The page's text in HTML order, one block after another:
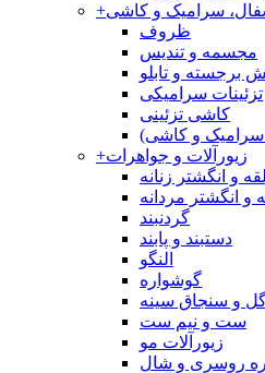
+سرامیک و کاشی
ظروف
مجسمه و تندیس
برجسته و تابلو
تزئینات سرامیکی
کاشی تزئینی
سرامیک و کاشی)
+زیورآلات و جواهرات
و انگشتر زنانه
و انگشتر مردانه
گردنبند
دستبند و پابند
النگو
گوشواره
و سنجاق سینه
ست و نیم ست
زیورآلات مو
روسری و شال